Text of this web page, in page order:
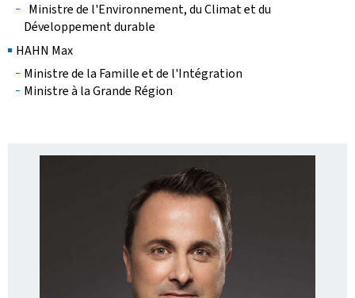
Ministre de l'Environnement, du Climat et du
Développement durable
HAHN Max
Ministre de la Famille et de l'Intégration
Ministre à la Grande Région